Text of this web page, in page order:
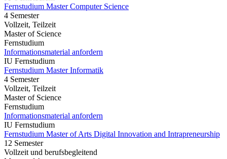
Fernstudium Master Computer Science
4 Semester
Vollzeit, Teilzeit
Master of Science
Fernstudium
Informationsmaterial anfordern
IU Fernstudium
Fernstudium Master Informatik
4 Semester
Vollzeit, Teilzeit
Master of Science
Fernstudium
Informationsmaterial anfordern
IU Fernstudium
Fernstudium Master of Arts Digital Innovation and Intrapreneurship
12 Semester
Vollzeit und berufsbegleitend